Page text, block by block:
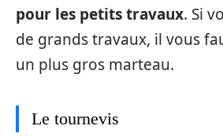
pour les petits travaux. Si
de grands travaux, il vous
un plus gros marteau.
Le tournevis